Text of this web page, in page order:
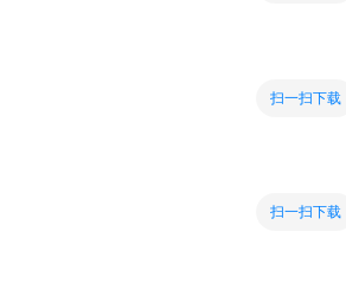
扫一扫下载
扫一扫下载